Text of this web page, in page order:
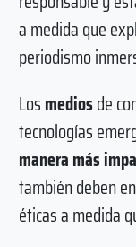
a medida que
periodismo
Losmediosde
tecnologías
manera más
también deben
éticas a medida